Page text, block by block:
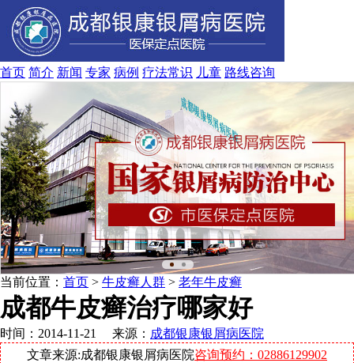
首页 简介 新闻 专家 病例 疗法常识 儿童 路线咨询
当前位置： 首页 > 牛皮癣人群 > 老年牛皮癣
成都牛皮癣治疗哪家好
时间：2014-11-21 来源： 成都银康银屑病医院
文章来源:成都银康银屑病医院咨询预约：02886129902